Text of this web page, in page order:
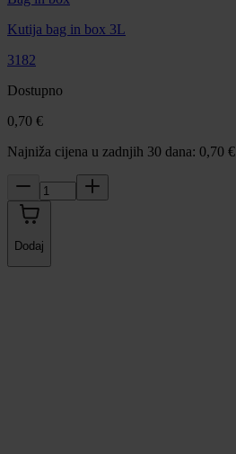
Kutija bag in box 3L
3182
Dostupno
0,70 €
Najniža cijena u zadnjih 30 dana: 0,70 €
Dodaj